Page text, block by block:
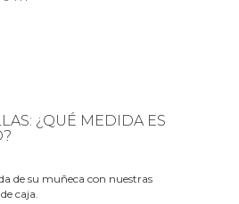
¿QUÉ MEDIDA ES
de su muñeca con nuestras
caja.